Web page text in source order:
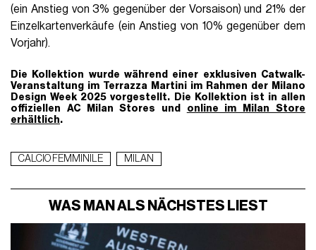
(ein Anstieg von 3% gegenüber der Vorsaison) und 21% der
Einzelkartenverkäufe (ein Anstieg von 10% gegenüber dem
Vorjahr).
Die Kollektion wurde während einer exklusiven Catwalk-
Veranstaltung im Terrazza Martini im Rahmen der Milano
Design Week 2025 vorgestellt. Die Kollektion ist in allen
offiziellen AC Milan Stores und online im Milan Store
erhältlich.
CALCIO FEMMINILE MILAN
WAS MAN ALS NÄCHSTES LIEST